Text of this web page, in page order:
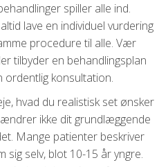
spiller alle ind.
lave en individuel vurdering
procedure til alle. Vær
tilbyder en behandlingsplan
ordentlig konsultation.
hvad du realistisk set ønsker
ikke dit grundlæggende
Mange patienter beskriver
sig selv, blot 10-15 år yngre.